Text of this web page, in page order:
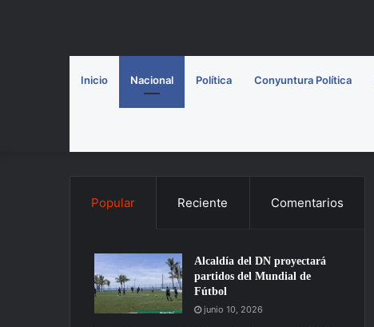
Inicio Nacional Política Conyuntura Política
Popular Reciente Comentarios
Alcaldía del DN proyectará
partidos del Mundial de
Fútbol
junio 10, 2026